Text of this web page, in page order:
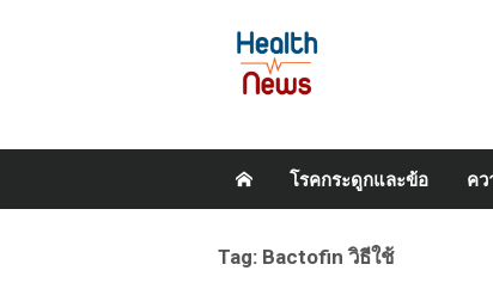
โรคกระดูกและข้อ ค
Tag: Bactofin วิธีใช้